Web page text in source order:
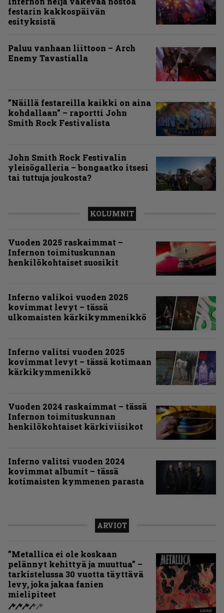
festarin kakkospäivän
esityksistä
Paluu vanhaan liittoon – Arch
Enemy Tavastialla
”Näillä festareilla kaikki on aina
kohdallaan” – raportti John
Smith Rock Festivalista
John Smith Rock Festivalin
yleisögalleria – bongaatko itsesi
tai tuttuja joukosta?
KOLUMNIT
Vuoden 2025 raskaimmat –
Infernon toimituskunnan
henkilökohtaiset suosikit
Inferno valikoi vuoden 2025
kovimmat levyt – tässä
ulkomaisten kärkikymmenikkö
Inferno valitsi vuoden 2025
kovimmat levyt – tässä kotimaan
kärkikymmenikkö
Vuoden 2024 raskaimmat – tässä
Infernon toimituskunnan
henkilökohtaiset kärkiviisikot
Inferno valitsi vuoden 2024
kovimmat albumit – tässä
kotimaisten kymmenen parasta
ARVIOT
”Metallica ei ole koskaan
pelännyt kehittyä ja muuttua” –
tarkistelussa 30 vuotta täyttävä
levy, joka jakaa fanien
mielipiteet